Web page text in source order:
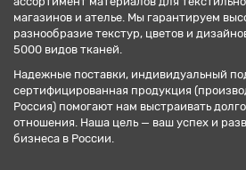
магазинов и ателье. Мы гарантируем
разнообразие текстур, цветов и
5000 видов тканей.
Надежные поставки, индивидуальный
сертифицированная продукция
Россия) помогают нам выстраивать
отношения. Наша цель — ваш успех и
бизнеса в России.